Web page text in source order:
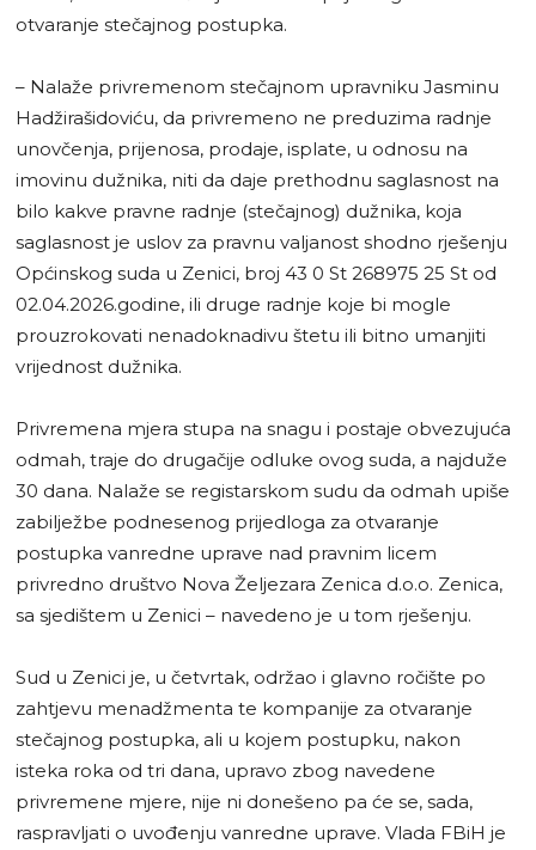
otvaranje stečajnog postupka.
– Nalaže privremenom stečajnom upravniku Jasminu
Hadžirašidoviću, da privremeno ne preduzima radnje
unovčenja, prijenosa, prodaje, isplate, u odnosu na
imovinu dužnika, niti da daje prethodnu saglasnost na
bilo kakve pravne radnje (stečajnog) dužnika, koja
saglasnost je uslov za pravnu valjanost shodno rješenju
Općinskog suda u Zenici, broj 43 0 St 268975 25 St od
02.04.2026.godine, ili druge radnje koje bi mogle
prouzrokovati nenadoknadivu štetu ili bitno umanjiti
vrijednost dužnika.
Privremena mjera stupa na snagu i postaje obvezujuća
odmah, traje do drugačije odluke ovog suda, a najduže
30 dana. Nalaže se registarskom sudu da odmah upiše
zabilježbe podnesenog prijedloga za otvaranje
postupka vanredne uprave nad pravnim licem
privredno društvo Nova Željezara Zenica d.o.o. Zenica,
sa sjedištem u Zenici – navedeno je u tom rješenju.
Sud u Zenici je, u četvrtak, održao i glavno ročište po
zahtjevu menadžmenta te kompanije za otvaranje
stečajnog postupka, ali u kojem postupku, nakon
isteka roka od tri dana, upravo zbog navedene
privremene mjere, nije ni donešeno pa će se, sada,
raspravljati o uvođenju vanredne uprave. Vlada FBiH je